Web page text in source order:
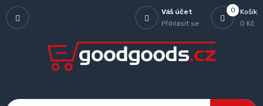
0
Košík
0 Kč
Váš účet
Přihlásit se